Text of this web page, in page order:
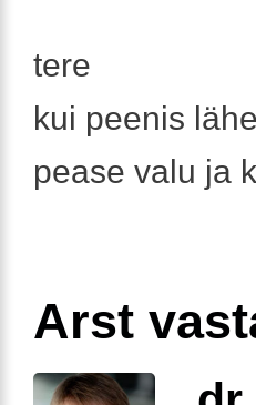
tere
kui peenis
pease valu ja
Arst